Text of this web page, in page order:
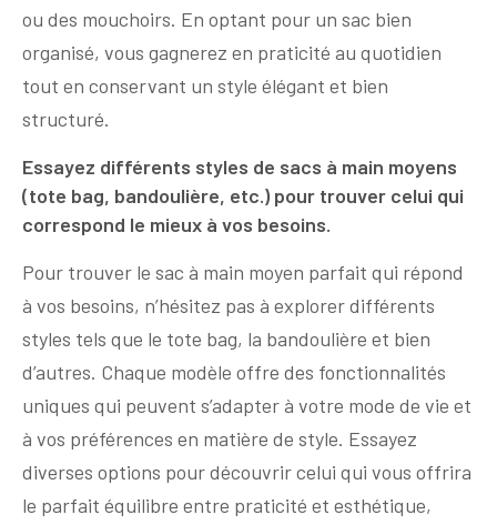
ou des mouchoirs. En optant pour un sac bien
organisé, vous gagnerez en praticité au quotidien
tout en conservant un style élégant et bien
structuré.
Essayez différents styles de sacs à main moyens
(tote bag, bandoulière, etc.) pour trouver celui qui
correspond le mieux à vos besoins.
Pour trouver le sac à main moyen parfait qui répond
à vos besoins, n’hésitez pas à explorer différents
styles tels que le tote bag, la bandoulière et bien
d’autres. Chaque modèle offre des fonctionnalités
uniques qui peuvent s’adapter à votre mode de vie et
à vos préférences en matière de style. Essayez
diverses options pour découvrir celui qui vous offrira
le parfait équilibre entre praticité et esthétique,